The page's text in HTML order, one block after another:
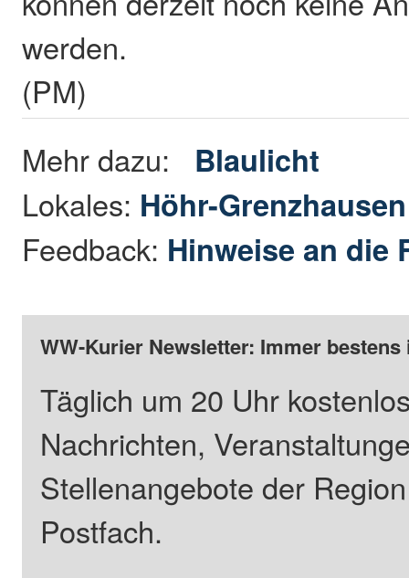
werden.
(PM)
Mehr dazu: Blaulicht
Lokales: Höhr-
Feedback: Hinweise an die
WW-Kurier Newsletter: Immer
Täglich um 20 Uhr
Nachrichten,
Stellenangebote der
Postfach.